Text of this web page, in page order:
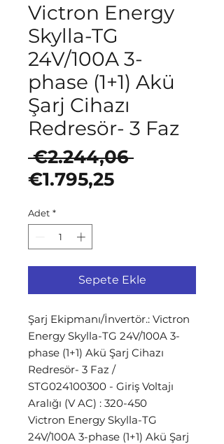
Victron Energy
Skylla-TG
24V/100A 3-
phase (1+1) Akü
Şarj Cihazı
Redresör- 3 Faz
€2.244,06 Normal
€1.795,25İndirimli
Adet *
Sepete Ekle
Şarj Ekipmanı/İnvertör.: Victron
Energy Skylla-TG 24V/100A 3-
phase (1+1) Akü Şarj Cihazı
Redresör- 3 Faz /
STG024100300 - Giriş Voltajı
Aralığı (V AC) : 320-450
Victron Energy Skylla-TG
24V/100A 3-phase (1+1) Akü Şarj